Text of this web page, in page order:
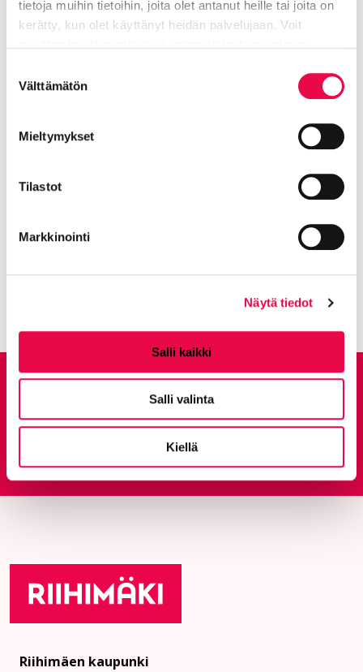
tietoja muihin tietoihin, joita olet antanut heille tai joita on
kerätty, kun olet käyttänyt heidän palvelujaan. Voit
valinta
Välttämätön
Mieltymykset
Tilastot
Markkinointi
Näytä tiedot
Salli kaikki
Salli valinta
Kiellä
Asemanseutu
Avoimet hyvinvointipalvelut
Define
Elinvoima
Anna palautetta
Palautepalvelu
Siirtyy ulkoiselle
Riihimäen kaupunki